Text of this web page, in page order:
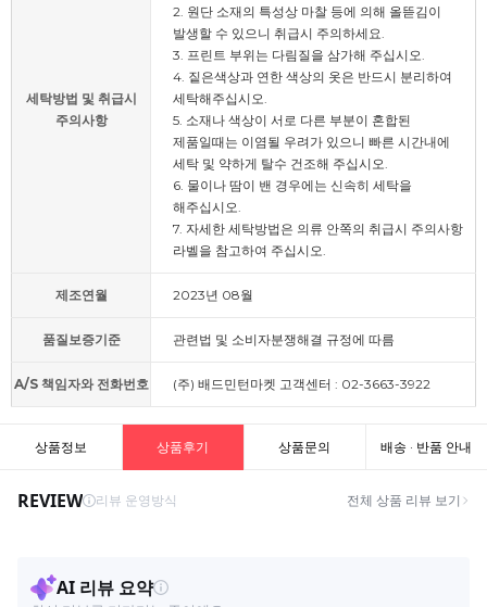
세탁방법 및 취급시
주의사항
2. 원단 소재의 특성상 마찰 등에 의해 올뜯김이
발생할 수 있으니 취급시 주의하세요.
3. 프린트 부위는 다림질을 삼가해 주십시오.
4. 짙은색상과 연한 색상의 옷은 반드시 분리하여
세탁해주십시오.
5. 소재나 색상이 서로 다른 부분이 혼합된
제품일때는 이염될 우려가 있으니 빠른 시간내에
세탁 및 약하게 탈수 건조해 주십시오.
6. 물이나 땀이 밴 경우에는 신속히 세탁을
해주십시오.
7. 자세한 세탁방법은 의류 안쪽의 취급시 주의사항
라벨을 참고하여 주십시오.
제조연월 2023년 08월
품질보증기준 관련법 및 소비자분쟁해결 규정에 따름
A/S 책임자와 전화번호 (주) 배드민턴마켓 고객센터 : 02-3663-3922
상품정보 상품후기 상품문의 배송 · 반품 안내